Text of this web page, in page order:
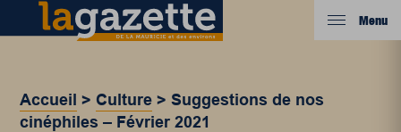
Menu
Accueil > Culture >Suggestions de nos
cinéphiles – Février 2021